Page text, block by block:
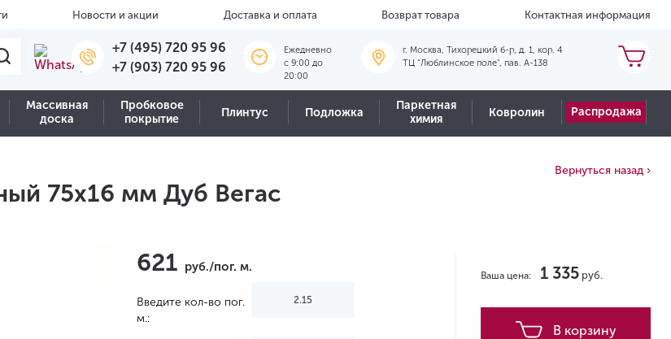
Новости и акции Доставка и оплата Возврат товара Контактная информация
+7 (495) 720 95 96
+7 (903) 720 95 96
Ежедневно
c 9:00 до
20:00
г. Москва, Тихорецкий б-р, д. 1, кор. 4
ТЦ "Люблинское поле", пав. А-138
Массивная
доска
Пробковое
покрытие
Плинтус Подложка
Паркетная
химия
Ковролин Распродажа
75х16 мм Дуб Вегас
Вернуться назад ›
621 руб./пог. м.
Введите кол-во пог.
м.:
Ваша цена: 1 335 руб.
В корзину